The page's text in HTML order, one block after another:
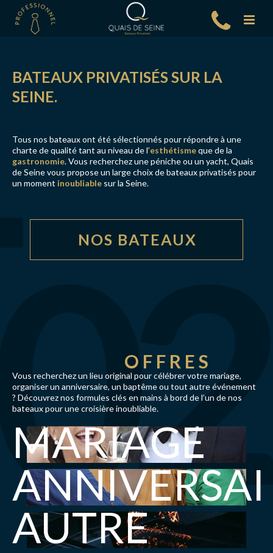
BATEAUX PRIVATISÉS SUR LA
SEINE.
Tous nos bateaux ont été sélectionnés pour répondre à une
charte de qualité tant au niveau de l’esthétismeque de la
gastronomie. Vous recherchez une péniche ou un yacht, Quais
de Seine vous propose un large choix de bateaux privatisés pour
un moment inoubliable sur la Seine.
NOS BATEAUX
OFFRES
Vous recherchez un lieu original pour célébrer votre mariage,
organiser un anniversaire, un baptême ou tout autre événement
? Découvrez nos formules clés en mains à bord de l’un de nos
bateaux pour une croisière inoubliable.
MARIAGE
AUTRE